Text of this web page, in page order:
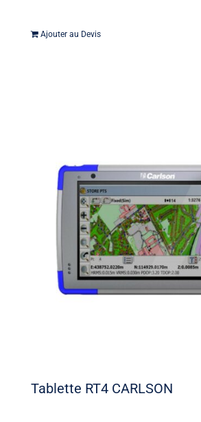
Ajouter au Devis
Tablette RT4 CARLSON